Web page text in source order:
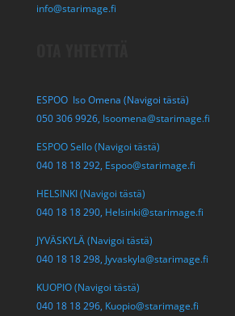
info@starimage.fi
ESPOO Iso Omena (Navigoi tästä)
050 306 9926, Isoomena@starimage.fi
ESPOO Sello (Navigoi tästä)
040 18 18 292, Espoo@starimage.fi
HELSINKI (Navigoi tästä)
040 18 18 290, Helsinki@starimage.fi
JYVÄSKYLÄ (Navigoi tästä)
040 18 18 298, Jyvaskyla@starimage.fi
KUOPIO (Navigoi tästä)
040 18 18 296, Kuopio@starimage.fi